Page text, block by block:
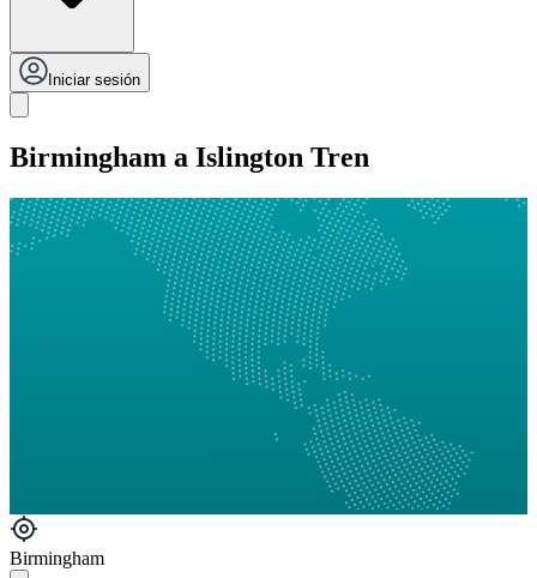
Iniciar sesión
Birmingham a Islington Tren
Birmingham